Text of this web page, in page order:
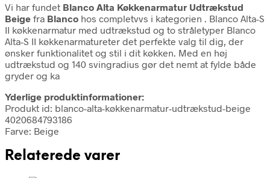
Vi har fundet Blanco Alta Køkkenarmatur Udtrækstud
Beige fra Blanco hos completvvs i kategorien . Blanco Alta-S
II køkkenarmatur med udtrækstud og to stråletyper Blanco
Alta-S II køkkenarmatureter det perfekte valg til dig, der
ønsker funktionalitet og stil i dit køkken. Med en høj
udtrækstud og 140 svingradius gør det nemt at fylde både
gryder og ka
Yderlige produktinformationer:
Produkt id: blanco-alta-køkkenarmatur-udtrækstud-beige
4020684793186
Farve: Beige
Relaterede varer